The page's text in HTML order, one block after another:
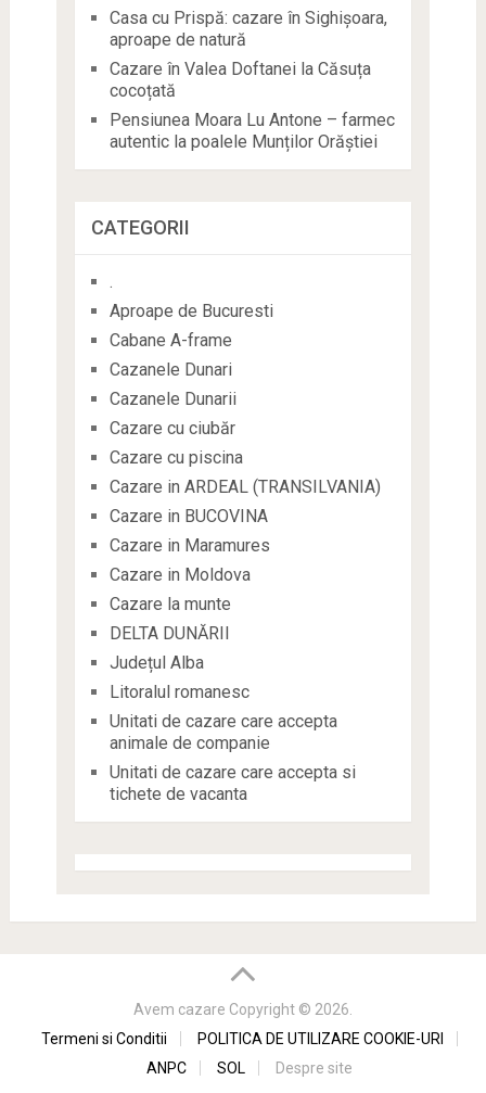
Casa cu Prispă: cazare în Sighișoara,
aproape de natură
Cazare în Valea Doftanei la Căsuța
cocoțată
Pensiunea Moara Lu Antone – farmec
autentic la poalele Munților Orăștiei
CATEGORII
.
Aproape de Bucuresti
Cabane A-frame
Cazanele Dunari
Cazanele Dunarii
Cazare cu ciubăr
Cazare cu piscina
Cazare in ARDEAL (TRANSILVANIA)
Cazare in BUCOVINA
Cazare in Maramures
Cazare in Moldova
Cazare la munte
DELTA DUNĂRII
Județul Alba
Litoralul romanesc
Unitati de cazare care accepta
animale de companie
Unitati de cazare care accepta si
tichete de vacanta
Avem cazare Copyright © 2026.
Termeni si Conditii
POLITICA DE UTILIZARE COOKIE-URI
ANPC
SOL Despre site